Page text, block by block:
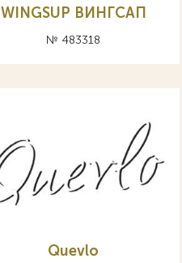
WINGSUP ВИНГСАП
№ 483318
Quevlo